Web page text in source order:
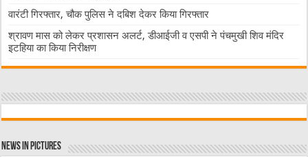
वारंटी गिरफ्तार, चौक पुलिस ने दबिश देकर किया गिरफ्तार
श्रावण मास को लेकर प्रशासन अलर्ट, डीआईजी व एसपी ने पंचमुखी शिव मंदिर
इटहिया का किया निरीक्षण
News in Pictures